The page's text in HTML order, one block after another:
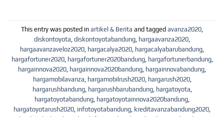
This entry was posted in artikel & Berita and tagged avanza2020
diskontoyota diskontoyotabandung hargaavanza2020
hargaavanzaveloz2020 hargacalya2020 hargacalyabarubandung
hargafortuner2020, hargafortuner2020bandung, hargafortunerbandung,
hargainnova2020 hargainnova2020bandung hargainnovabandung
hargamobilavanza hargamobilrush2020, hargarush2020,
hargarushbandung, hargarushbarubandung, hargatoyota
hargatoyotabandung hargatoyotainnova2020bandung
hargatoyotarush2020 infotoyotabandung kreditavanzabandung2020